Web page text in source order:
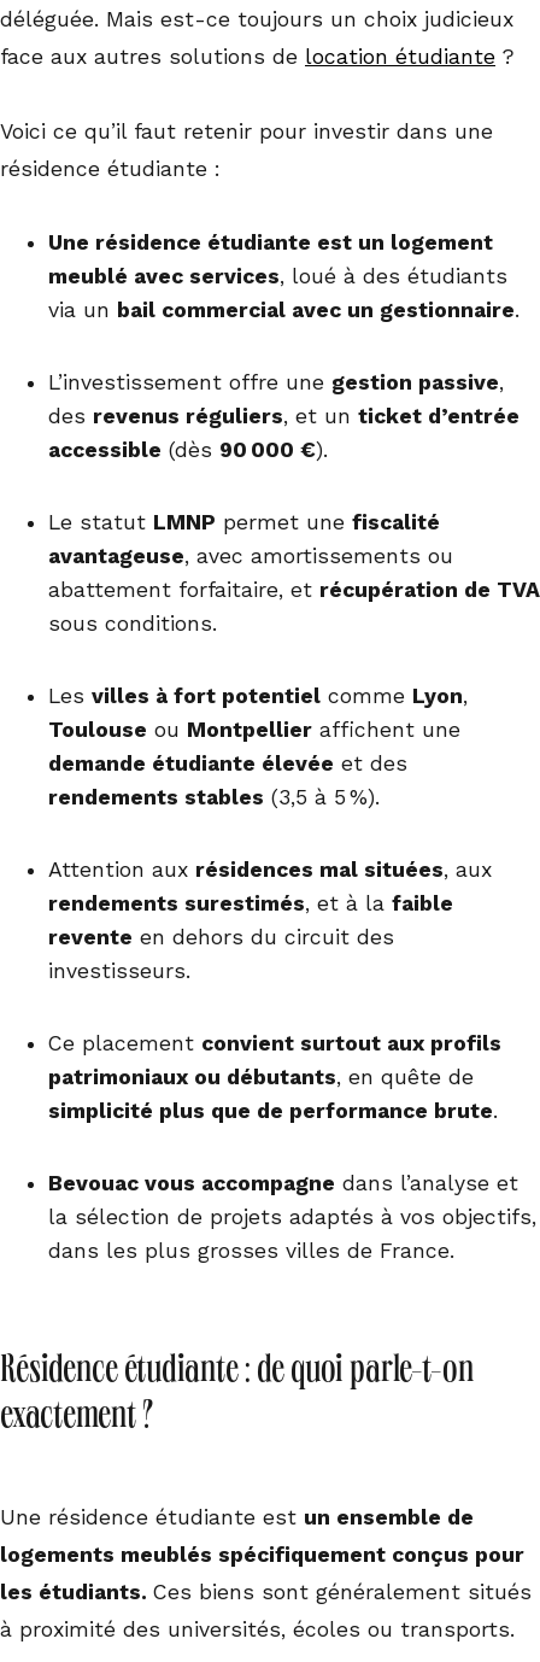
déléguée. Mais est-ce toujours un choix judicieux
face aux autres solutions de location étudiante ?
Voici ce qu’il faut retenir pour investir dans une
résidence étudiante :
Une résidence étudiante est un logement
meublé avec services, loué à des étudiants
via un bail commercial avec un gestionnaire.
L’investissement offre une gestion passive,
des revenus réguliers, et un ticket d’entrée
accessible (dès 90 000 €).
Le statut LMNP permet une fiscalité
avantageuse, avec amortissements ou
abattement forfaitaire, et récupération de TVA
sous conditions.
Les villes à fort potentiel comme Lyon,
Toulouse ou Montpellier affichent une
demande étudiante élevée et des
rendements stables (3,5 à 5 %).
Attention aux résidences mal situées, aux
rendements surestimés, et à la faible
revente en dehors du circuit des
investisseurs.
Ce placement convient surtout aux profils
patrimoniaux ou débutants, en quête de
simplicité plus que de performance brute.
Bevouac vous accompagne dans l’analyse et
la sélection de projets adaptés à vos objectifs,
dans les plus grosses villes de France.
Résidence étudiante : de quoi parle-t-on
exactement ?
Une résidence étudiante est un ensemble de
logements meublés spécifiquement conçus pour
les étudiants. Ces biens sont généralement situés
à proximité des universités, écoles ou transports.